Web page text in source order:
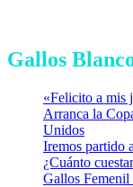
Gallos
«Felicito a mis
Arranca la
Unidos
Iremos partido
¿Cuánto
Gallos Femenil